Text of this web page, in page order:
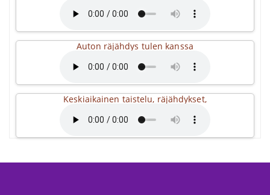
Auton räjähdys tulen kanssa
Keskiaikainen taistelu, räjähdykset,